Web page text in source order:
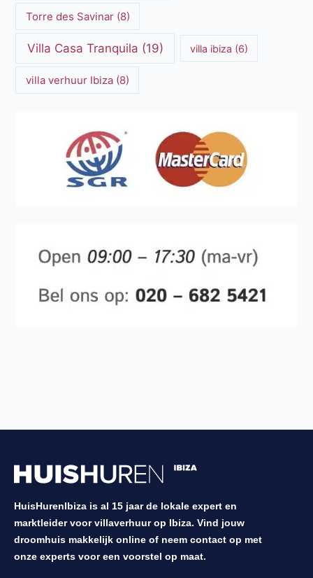
Torre des Savinar(8)
Villa Casa Tranquila (19) villa ibiza (6)
villa verhuur Ibiza(8)
HuisHurenIbiza is al 15 jaar de lokale expert en
marktleider voor villaverhuur op Ibiza. Vind jouw
droomhuis makkelijk online of neem contact op met
onze experts voor een voorstel op maat.